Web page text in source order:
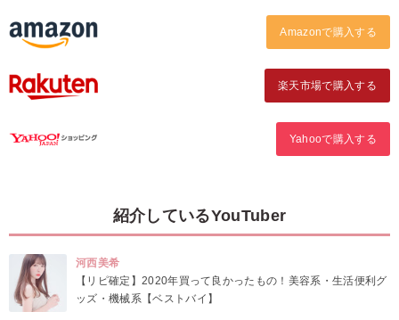
Amazonで購入する
楽天市場で購入する
Yahooで購入する
紹介しているYouTuber
河西美希
【リピ確定】2020年買って良かったもの！美容系・生活便利グ
ッズ・機械系【ベストバイ】